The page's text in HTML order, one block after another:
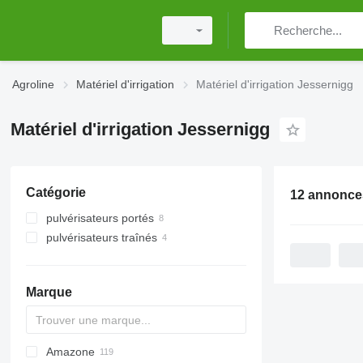
Agroline Matériel d'irrigation Matériel d'irrigation Jessernigg
Matériel d'irrigation Jessernigg
Catégorie
pulvérisateurs portés
pulvérisateurs traînés
Marque
Condor
Mamut 6000
Amazone
12